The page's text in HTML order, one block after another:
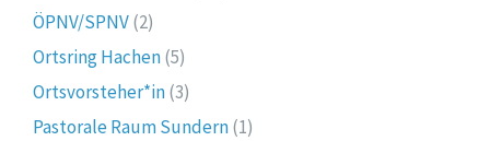
ÖPNV/SPNV(2)
Ortsring Hachen(5)
Ortsvorsteher*in(3)
Pastorale Raum Sundern(1)